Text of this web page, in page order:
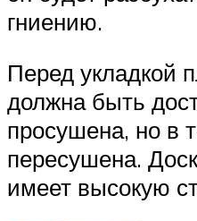
гниению.
Перед укладкой
должна быть
просушена, но в
пересушена.
имеет высокую